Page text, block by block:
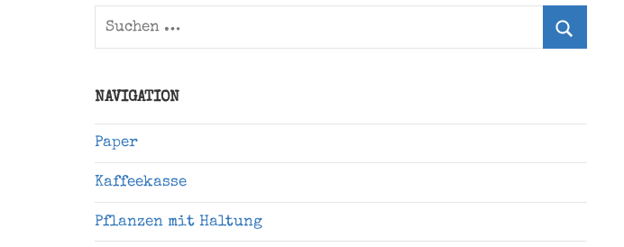
Suchen
NAVIGATION
Paper
Kaffeekasse
Pflanzen mit Haltung